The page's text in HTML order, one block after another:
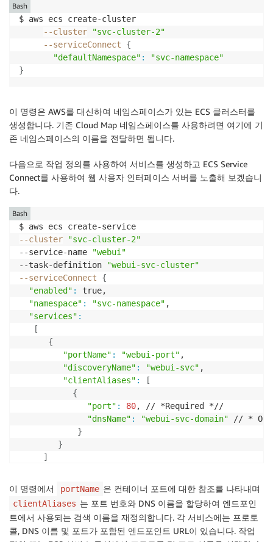
$ aws ecs create-cluster
--cluster
"svc-cluster-2"
--serviceConnect
{
"defaultNamespace" :
"svc-namespace"
}
Bash
이 명령은 AWS를 대신하여 네임스페이스가 있는 ECS 클러스터를
생성합니다. 기존 Cloud Map 네임스페이스를 사용하려면 여기에 기
존 네임스페이스의 이름을 전달하면 됩니다.
다음으로 작업 정의를 사용하여 서비스를 생성하고 ECS Service
Connect를 사용하여 웹 사용자 인터페이스 서버를 노출해 보겠습니
다.
--cluster
"svc-cluster-2"
--service-name
"webui"
--task-definition
"webui-svc-cluster"
--serviceConnect
{
"enabled" :
true,
"namespace" : "svc-namespace" ,
"services" :
[
{
"portName" : "webui-port" ,
"discoveryName" : "webui-svc" ,
"clientAliases" :
[
{
"port" : 80, // *Required *//
"dnsName" : "webui-svc-domain" // *
}
}
]
Bash
이 명령에서 portName 은 컨테이너 포트에 대한 참조를 나타내며
clientAliases 는 포트 번호와 DNS 이름을 할당하여 엔드포인
트에서 사용되는 검색 이름을 재정의합니다. 각 서비스에는 프로토
콜, DNS 이름 및 포트가 포함된 엔드포인트 URL이 있습니다. 작업